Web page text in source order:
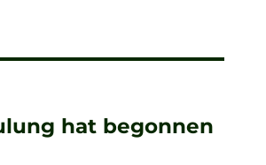
hat begonnen